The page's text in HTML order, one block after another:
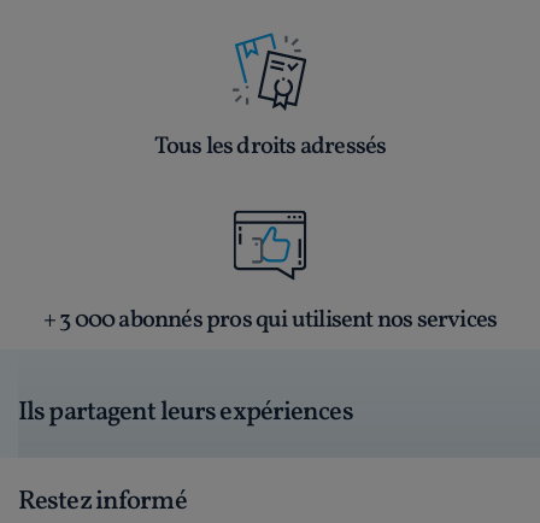
Tous les droits adressés
+ 3 000 abonnés pros qui utilisent nos services
Ils partagent leurs expériences
Restez informé